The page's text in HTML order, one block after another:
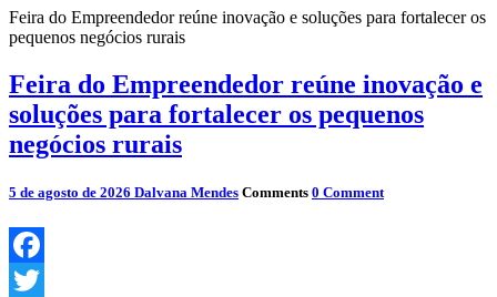
Feira do Empreendedor reúne inovação e soluções para fortalecer os
pequenos negócios rurais
Feira do Empreendedor reúne inovação e
soluções para fortalecer os pequenos
negócios rurais
5 de agosto de 2026 Dalvana Mendes Comments 0 Comment
Facebook